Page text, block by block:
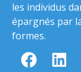
les individus
épargnés par
formes.